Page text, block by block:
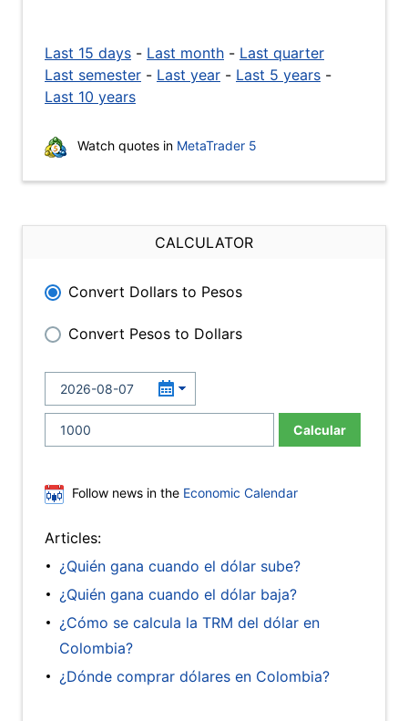
Last 15 days - Last month - Last quarter
Last semester - Last year - Last 5 years -
Last 10 years
Watch quotes in MetaTrader 5
CALCULATOR
Convert Dollars to Pesos
Convert Pesos to Dollars
Calcular
Follow news in the Economic Calendar
Articles:
¿Quién gana cuando el dólar sube?
¿Quién gana cuando el dólar baja?
¿Cómo se calcula la TRM del dólar en
Colombia?
¿Dónde comprar dólares en Colombia?